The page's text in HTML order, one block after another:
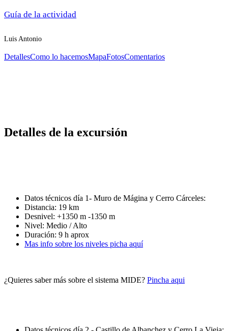
Guía de la actividad
Luis Antonio
DetallesComo lo hacemosMapaFotosComentarios
Detalles de la excursión
Datos técnicos día 1- Muro de Mágina y Cerro Cárceles:
Distancia: 19 km
Desnivel: +1350 m -1350 m
Nivel: Medio / Alto
Duración: 9 h aprox
Mas info sobre los niveles picha aquí
¿Quieres saber más sobre el sistema MIDE? Pincha aqui